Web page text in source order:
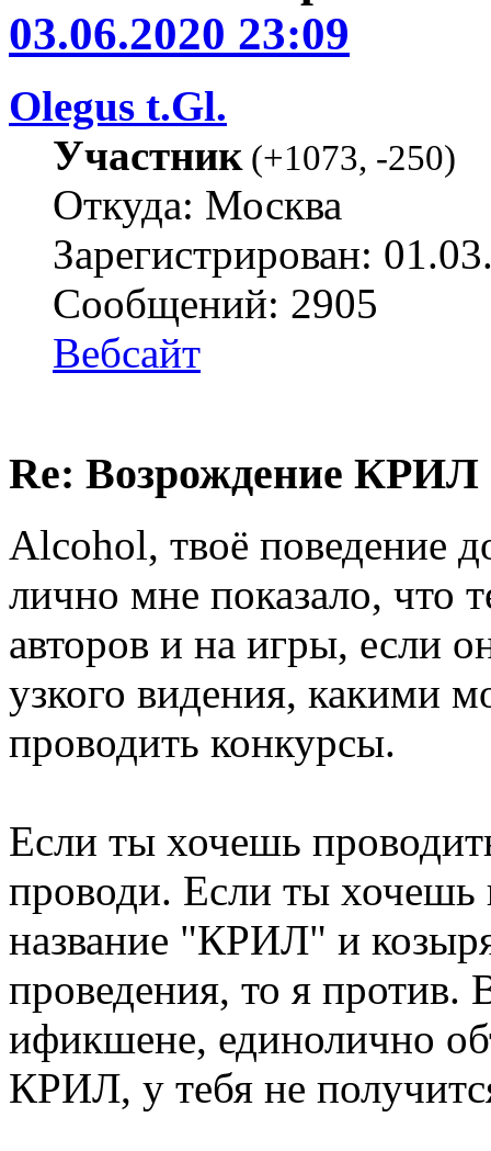
03.06.2020 23:09
Olegus t.Gl.
Участник(+1073, -250)
Откуда: Москва
Зарегистрирован:
Сообщений: 2905
Вебсайт
Re: Возрождение КРИЛ
Alcohol, твоё поведение
лично мне показало, что
авторов и на игры, если
узкого видения, какими
проводить конкурсы.
Если ты хочешь
проводи. Если ты хочешь
название "КРИЛ" и
проведения, то я против.
ификшене, единолично
КРИЛ, у тебя не